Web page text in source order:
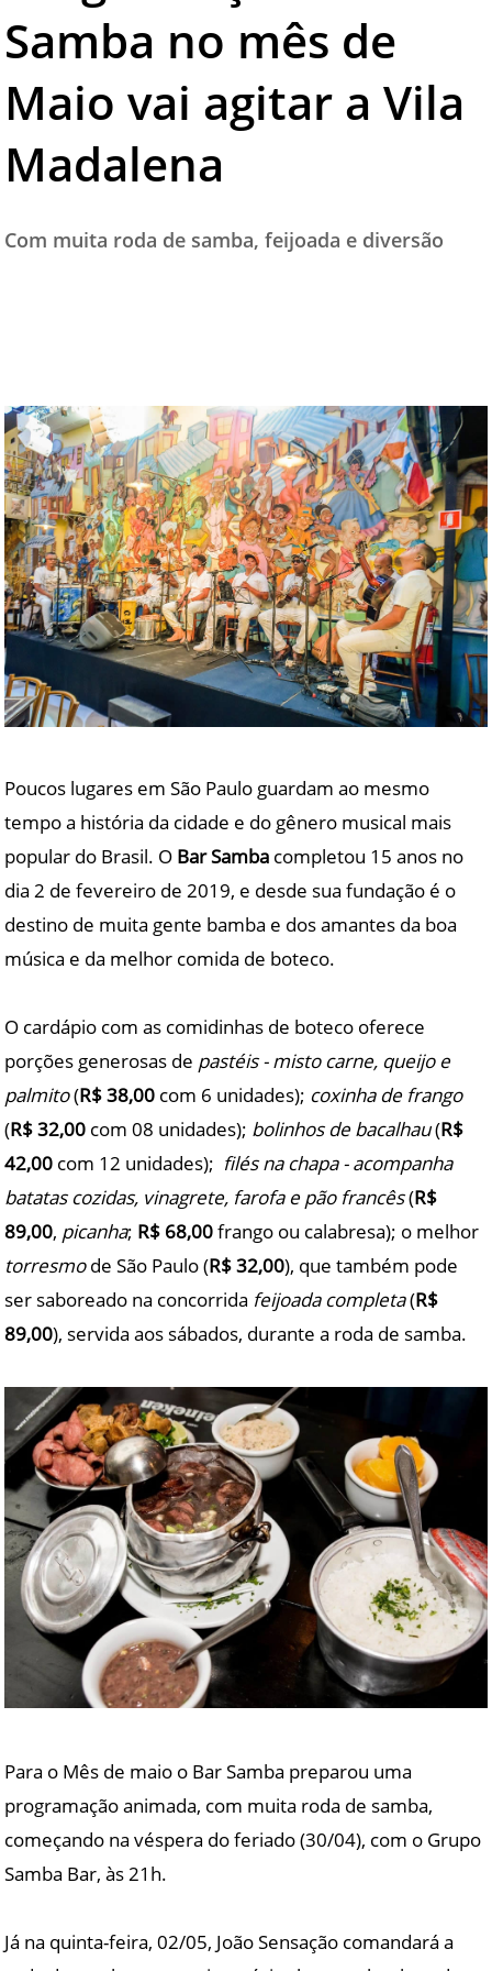
TESTADO E APROVADO
PARCEIROS
CONTATO
Samba no mês de
Maio vai agitar a Vila
Madalena
Com muita roda de samba, feijoada e diversão
Poucos lugares em São Paulo guardam ao mesmo
tempo a história da cidade e do gênero musical mais
popular do Brasil. O Bar Samba completou 15 anos no
dia 2 de fevereiro de 2019, e desde sua fundação é o
destino de muita gente bamba e dos amantes da boa
música e da melhor comida de boteco.
O cardápio com as comidinhas de boteco oferece
porções generosas de pastéis - misto carne, queijo e
palmito(R$ 38,00 com 6 unidades); coxinha de frango
(R$ 32,00 com 08 unidades); bolinhos de bacalhau(R$
42,00 com 12 unidades); filés na chapa - acompanha
batatas cozidas, vinagrete, farofa e pão francês(R$
89,00, picanha; R$ 68,00frango ou calabresa); o melhor
torresmode São Paulo (R$ 32,00), que também pode
ser saboreado na concorrida feijoada completa(R$
89,00), servida aos sábados, durante a roda de samba.
Para o Mês de maio o Bar Samba preparou uma
programação animada, com muita roda de samba,
começando na véspera do feriado (30/04), com o Grupo
Samba Bar, às 21h.
Já na quinta-feira, 02/05, João Sensação comandará a